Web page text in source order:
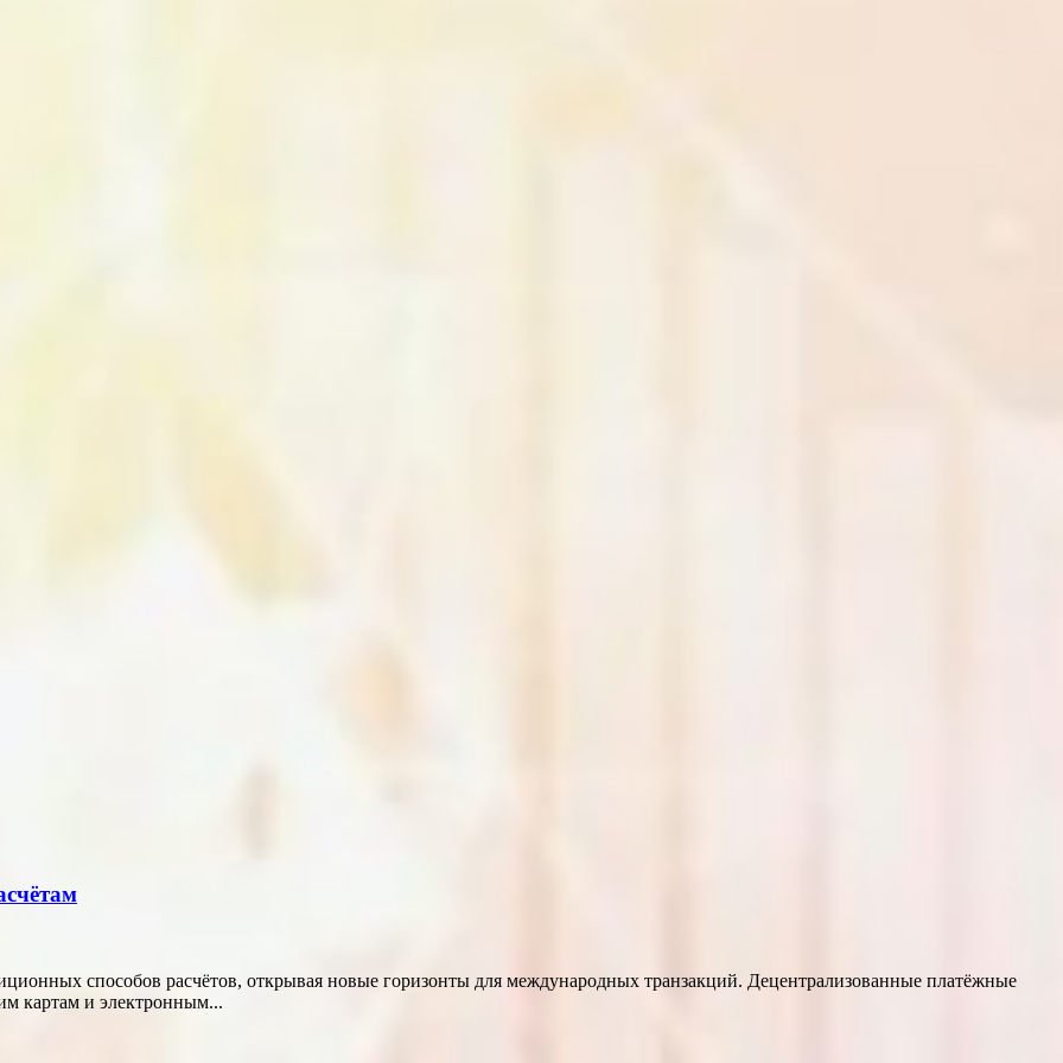
способов расчётов, открывая новые горизонты для международных транзакций. Децентрализованные платёжные
картам и электронным...